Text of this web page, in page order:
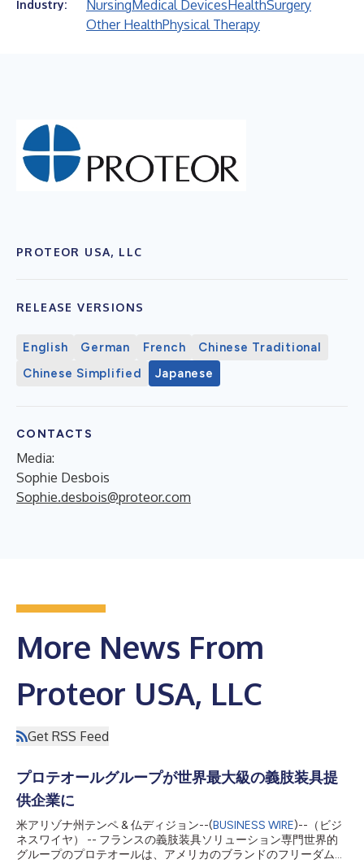
Industry: Nursing Medical Devices HealthSurgery
Other HealthPhysical Therapy
PROTEOR USA, LLC
RELEASE VERSIONS
English German French
Chinese Traditional
Chinese Simplified
Japanese
CONTACTS
Media:
Sophie Desbois
Sophie.desbois@proteor.com
More News From
Proteor USA, LLC
Get RSS Feed
プロテオールグループが世界最大級の義肢装具提
供企業に
米アリゾナ州テンペ & 仏ディジョン--(BUSINESS WIRE)--（ビジ
ネスワイヤ） -- フランスの義肢装具ソリューション専門世界的
グループのプロテオールは、アメリカのブランドのフリーダムイ